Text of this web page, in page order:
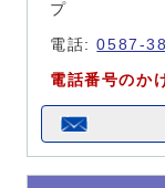
プ
電話:0587-
電話番号のか